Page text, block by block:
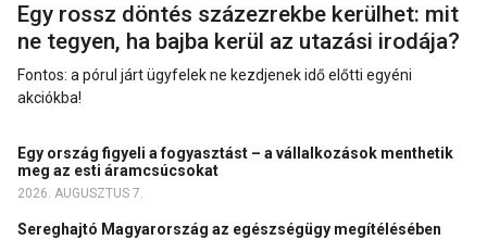
Egy rossz döntés százezrekbe kerülhet: mit
ne tegyen, ha bajba kerül az utazási irodája?
Fontos: a pórul járt ügyfelek ne kezdjenek idő előtti egyéni
akciókba!
Egy ország figyeli a fogyasztást – a vállalkozások menthetik
meg az esti áramcsúcsokat
2026. AUGUSZTUS 7.
Sereghajtó Magyarország az egészségügy megítélésében